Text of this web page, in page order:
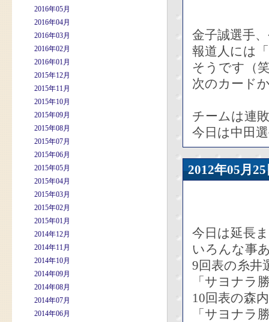
2016年05月
2016年04月
2016年03月
2016年02月
2016年01月
2015年12月
2015年11月
2015年10月
2015年09月
2015年08月
2015年07月
2015年06月
2015年05月
2015年04月
2015年03月
2015年02月
2015年01月
2014年12月
2014年11月
2014年10月
2014年09月
2014年08月
2014年07月
2014年06月
金子誠選手
報道人には
そうです（
次のカード
チームは連
今日は中田
2012年05
今日は延長
いろんな事
9回表の糸井
「サヨナラ
10回表の森
「サヨナラ